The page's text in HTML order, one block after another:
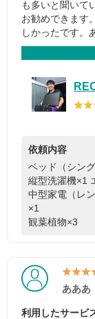
も多いと聞いて
お勧めできます
しかったです。
依頼内容
ベッド（シン
縦型洗濯機×1
中型家電（レ
×1
観葉植物×3
あああ
利用したサービ